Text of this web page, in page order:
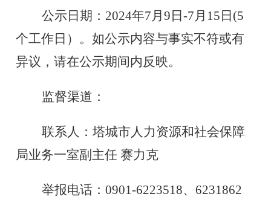
公示日期： 2024年7月9日-7月15日(5
个工作日）。如公示内容与事实不符或有
异议，请在公示期间内反映。
监督渠道：
联系人：塔城市人力资源和社会保障
局业务一室副主任 赛力克
举报电话：0901-6223518、 6231862